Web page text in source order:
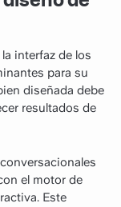
interfaz de los
para su
diseñada debe
resultados de
el motor de
Este